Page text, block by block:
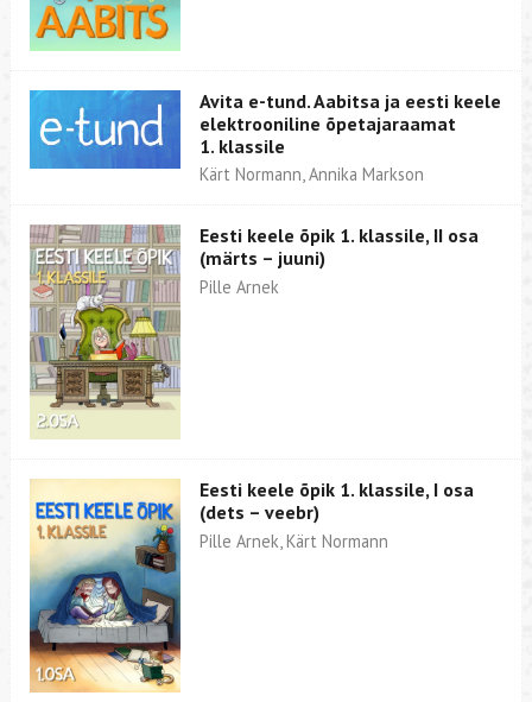
Avita e-tund. Aabitsa ja eesti keele
elektrooniline õpetajaraamat
1. klassile
Kärt Normann, Annika Markson
Eesti keele õpik 1. klassile, II osa
(märts – juuni)
Pille Arnek
Eesti keele õpik 1. klassile, I osa
(dets – veebr)
Pille Arnek, Kärt Normann